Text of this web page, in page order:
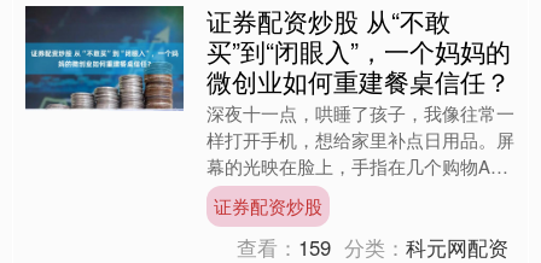
证券配资炒股 从“不敢
买”到“闭眼入”，一个妈妈的
微创业如何重建餐桌信任？
深夜十一点，哄睡了孩子，我像往常一
样打开手机，想给家里补点日用品。屏
幕的光映在脸上，手指在几个购物APP
间切换，心里却涌起一阵熟悉的疲惫。
“有机儿童牛奶，月销....
证券配资炒股
查看： 159 分类：科元网配资